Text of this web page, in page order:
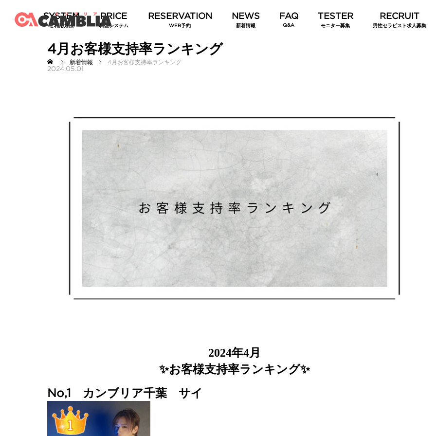
ご利用方法 料金システム WEB予約 新着情報 Q&A モニター募集 男性セラピスト求人募集
新着情報 4月お客様支持率ランキング
4月お客様支持率ランキング
2024.05.01
2024年4月
✨お客様支持率ランキング✨
No,1 カンブリア千葉 サイ
現役セラピスト一押し！関東の女性用風
俗おすすめホテル11選
女性用風俗を「いくらかかるのか」
逆算して安心して選ぶために